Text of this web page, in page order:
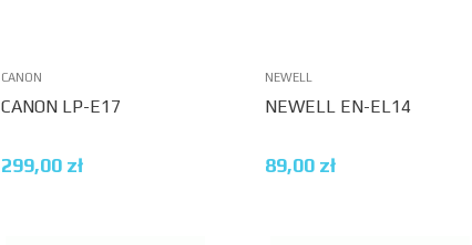
CANON
CANON LP-E17
299,00 zł
NEWELL
NEWELL EN-EL14
89,00 zł